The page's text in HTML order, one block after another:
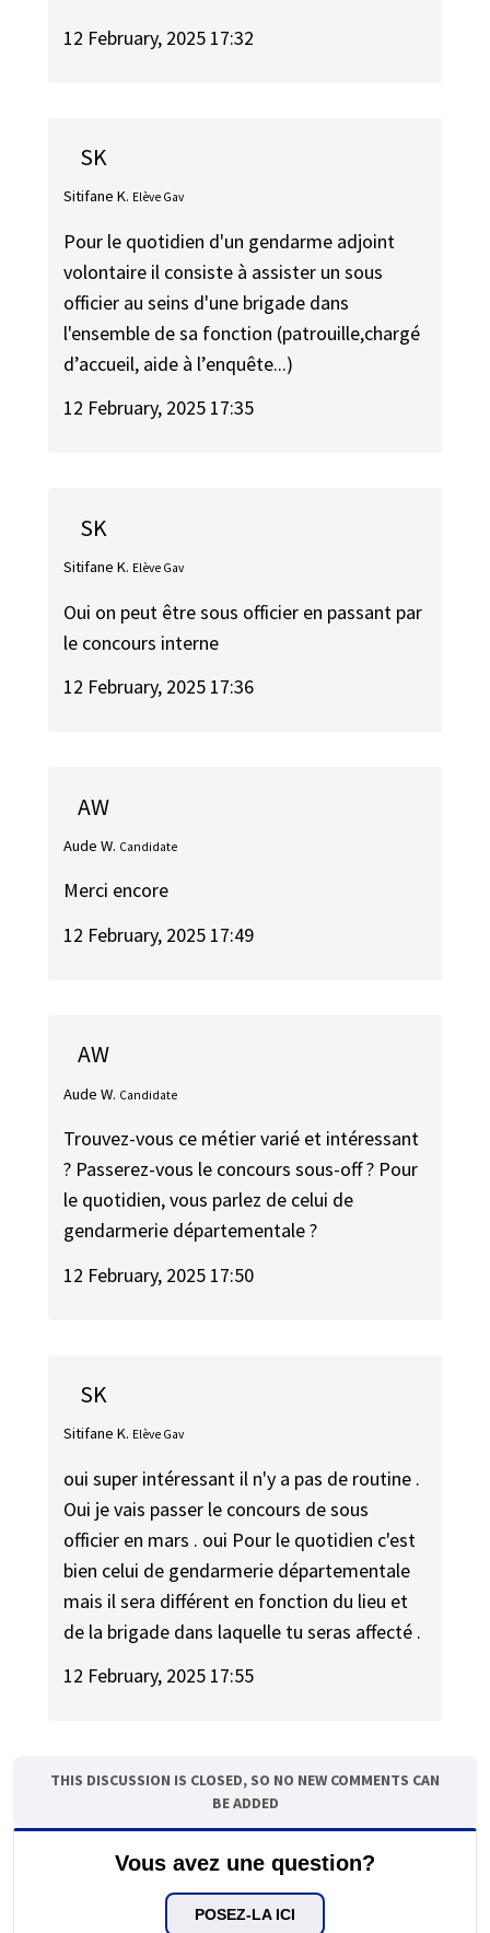
12 February, 2025 17:32
SK
Sitifane K. Elève Gav
Pour le quotidien d'un gendarme adjoint
volontaire il consiste à assister un sous
officier au seins d'une brigade dans
l'ensemble de sa fonction (patrouille,chargé
d’accueil, aide à l’enquête...)
12 February, 2025 17:35
SK
Sitifane K. Elève Gav
Oui on peut être sous officier en passant par
le concours interne
12 February, 2025 17:36
AW
Aude W. Candidate
Merci encore
12 February, 2025 17:49
AW
Aude W. Candidate
Trouvez-vous ce métier varié et intéressant
? Passerez-vous le concours sous-off ? Pour
le quotidien, vous parlez de celui de
gendarmerie départementale ?
12 February, 2025 17:50
SK
Sitifane K. Elève Gav
oui super intéressant il n'y a pas de routine .
Oui je vais passer le concours de sous
officier en mars . oui Pour le quotidien c'est
bien celui de gendarmerie départementale
mais il sera différent en fonction du lieu et
de la brigade dans laquelle tu seras affecté .
12 February, 2025 17:55
THIS DISCUSSION IS CLOSED, SO NO NEW COMMENTS CAN
BE ADDED
Vous avez une question?
POSEZ-LA ICI